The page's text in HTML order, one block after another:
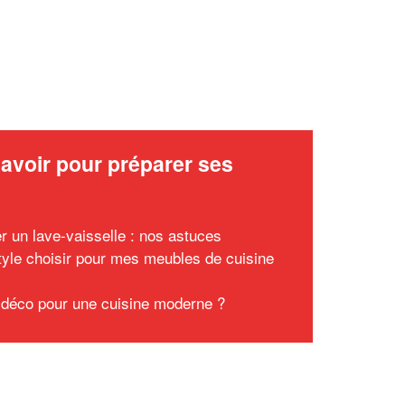
pour préparer ses
un lave-vaisselle : nos astuces
choisir pour mes meubles de cuisine
pour une cuisine moderne ?